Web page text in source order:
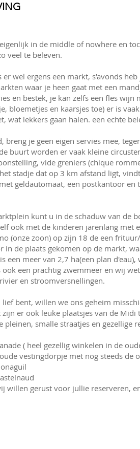
in de middle of nowhere en
veel te beleven.
er wel ergens een markt, s'avonds
waar je heen gaat met een
en bestek, je kan zelfs een fles
bloemetjes en kaarsjes toe) er is
wat lekkers gaan halen. een echte
breng je geen eigen servies mee,
buurt worden er vaak kleine
vide greniers (chique
stadje dat op 3 km afstand ligt,
geldautomaat, een postkantoor
kunt u in de schaduw van de
ook met de kinderen jarenlang met
(onze zoon) op zijn 18 de een
in de plaats gekomen op de markt,
een meer van 2,7 ha(een plan
ook een prachtig zwemmeer en wij
en stroomversnellingen.
lief bent, willen we ons geheim
zijn er ook leuke plaatsjes van de
pleinen, smalle straatjes en gezellige
( heel gezellig winkelen in de
vestingdorpje met nog steeds de
willen gerust voor jullie reserveren,